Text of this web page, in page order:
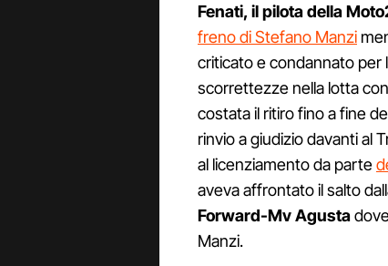
Fenati, il pilota della
freno di Stefano Manzi
criticato e condannato per
scorrettezze nella lotta
costata il ritiro fino a fine
rinvio a giudizio davanti al
al licenziamento da parte
aveva affrontato il salto
Forward-Mv Agusta
Manzi.